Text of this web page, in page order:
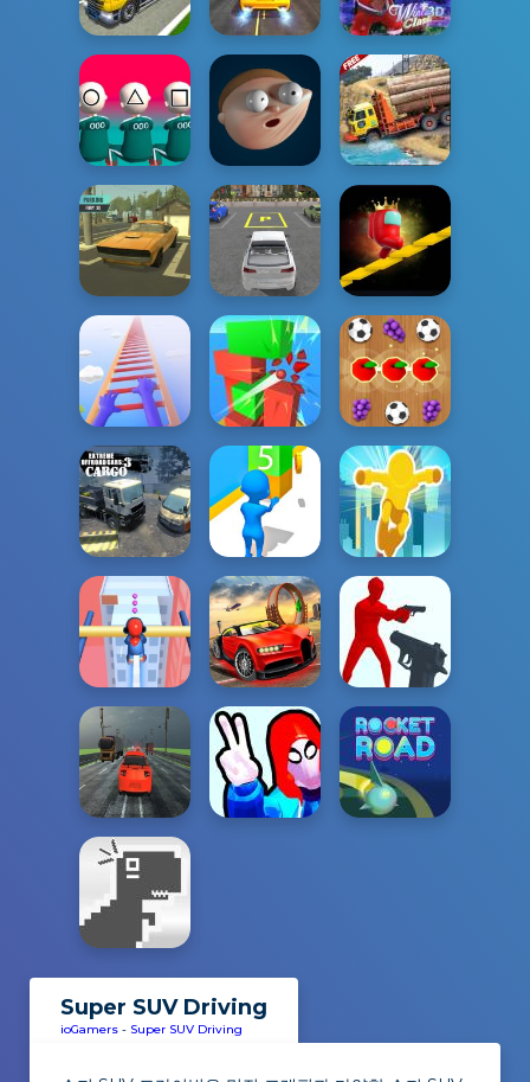
Super SUV Driving
ioGamers - Super SUV Driving